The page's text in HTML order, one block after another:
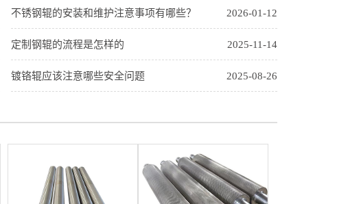
2026-01-12
不锈钢辊的安装和维护注意事项有哪些？
2025-11-14
定制钢辊的流程是怎样的
2025-08-26
镀铬辊应该注意哪些安全问题